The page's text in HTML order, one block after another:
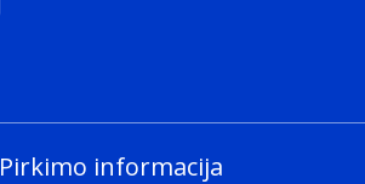
Pirkimo informacija